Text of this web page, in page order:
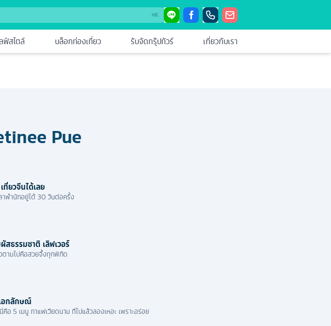
⌘K
ฟ์สไตล์ บล็อกท่องเที่ยว รับจัดกรุ๊ปทัวร์ เกี่ยวกับเรา
Pue
ยวจีนได้เลย
าพำนักอยู่ได้ 30 วันต่อครั้ง
สธรรมชาติ เลิฟเวอร์
ตามไปคือสวยจึ้งทุกพิกัด
อกลักษณ์
อ 5 เมนู กาแฟเวียดนาม ที่ไปแล้วลองเหอะ เพราะอร่อย